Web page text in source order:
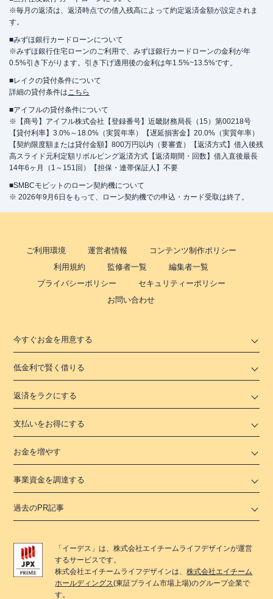
※毎月の返済は、返済時点での借入残高によって約定返済金額が設定されま
す。
■みずほ銀行カードローンについて
※みずほ銀行住宅ローンのご利用で、みずほ銀行カードローンの金利が年
0.5%引き下がります。引き下げ適用後の金利は年1.5%~13.5%です。
■レイクの貸付条件について
詳細の貸付条件はこちら
■アイフルの貸付条件について
※【商号】アイフル株式会社【登録番号】近畿財務局長（15）第00218号
【貸付利率】3.0%～18.0%（実質年率）【遅延損害金】20.0%（実質年率）
【契約限度額または貸付金額】800万円以内（要審査）【返済方式】借入後残
高スライド元利定額リボルビング返済方式【返済期間・回数】借入直後最長
14年6ヶ月（1～151回）【担保・連帯保証人】不要
■SMBCモビットのローン契約機について
※ 2026年9月6日をもって、ローン契約機での申込・カード受取は終了。
ご利用環境 運営者情報
コンテンツ制作ポリシー
利用規約
監修者一覧
編集者一覧
プライバシーポリシー
セキュリティーポリシー
お問い合わせ
今すぐお金を用意する
低金利で賢く借りる
返済をラクにする
支払いをお得にする
お金を増やす
事業資金を調達する
過去のPR記事
「 イーデス 」は、株式会社エイチームライフデザインが運営
するサービスです。
株式会社エイチームライフデザインは、株式会社エイチーム
ホールディングス(東証プライム市場上場)のグループ企業で
す。